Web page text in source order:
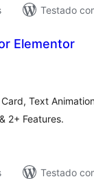
Testado
Elementor
Text
2+ Features.
Testado